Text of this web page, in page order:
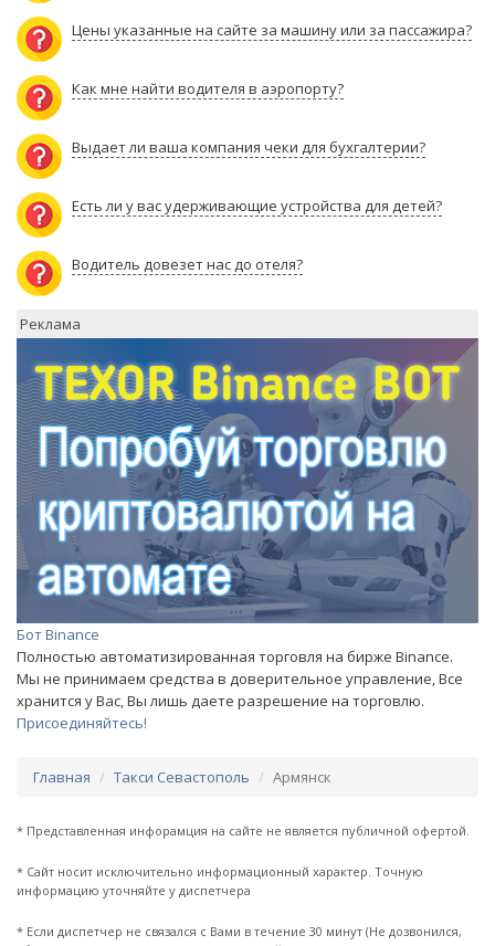
Цены указанные на сайте за машину или за пассажира?
Как мне найти водителя в аэропорту?
Выдает ли ваша компания чеки для бухгалтерии?
Есть ли у вас удерживающие устройства для детей?
Водитель довезет нас до отеля?
Реклама
Бот Binance
Полностью автоматизированная торговля на бирже Binance.
Мы не принимаем средства в доверительное управление, Все
хранится у Вас, Вы лишь даете разрешение на торговлю.
Присоединяйтесь!
Главная Такси Севастополь Армянск
* Представленная инфорамция на сайте не является публичной офертой.
* Сайт носит исключительно информационный характер. Точную
информацию уточняйте у диспетчера
* Если диспетчер не связался с Вами в течение 30 минут (Не дозвонился,